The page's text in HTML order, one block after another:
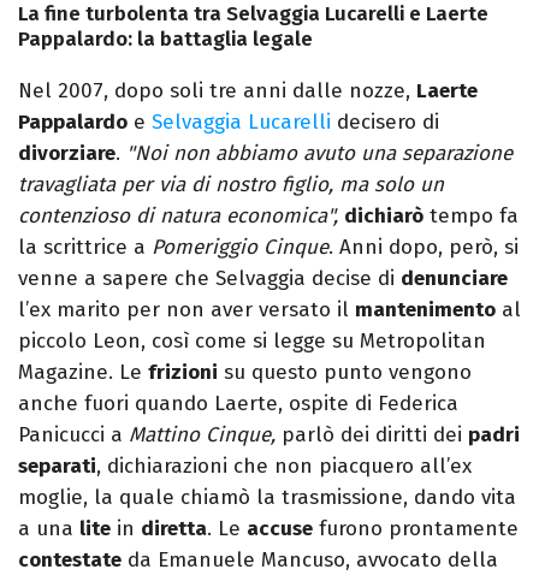
La fine turbolenta tra Selvaggia Lucarelli e Laerte
Pappalardo: la battaglia legale
Nel 2007, dopo soli tre anni dalle nozze, Laerte
Pappalardo e Selvaggia Lucarelli decisero di
divorziare. "Noi non abbiamo avuto una separazione
travagliata per via di nostro figlio, ma solo un
contenzioso di natura economica", dichiarò tempo fa
la scrittrice a Pomeriggio Cinque. Anni dopo, però, si
venne a sapere che Selvaggia decise di denunciare
l’ex marito per non aver versato il mantenimento al
piccolo Leon, così come si legge su Metropolitan
Magazine. Le frizioni su questo punto vengono
anche fuori quando Laerte, ospite di Federica
Panicucci a Mattino Cinque, parlò dei diritti dei padri
separati, dichiarazioni che non piacquero all’ex
moglie, la quale chiamò la trasmissione, dando vita
a una lite in diretta. Le accuse furono prontamente
contestate da Emanuele Mancuso, avvocato della